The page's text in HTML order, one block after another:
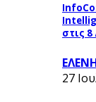
στις
27